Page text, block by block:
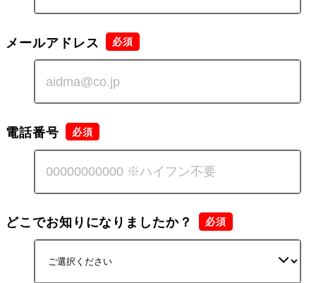
メールアドレス
電話番号
どこでお知りになりましたか？